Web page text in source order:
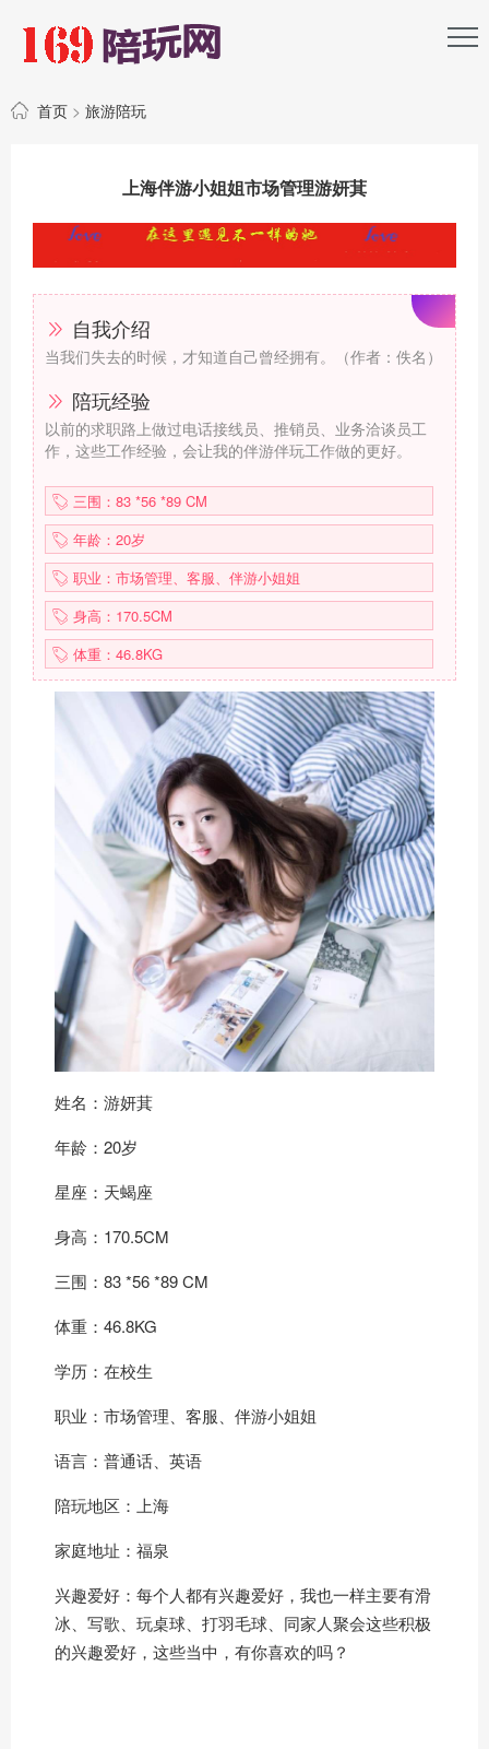
首页 > 旅游陪玩
上海伴游小姐姐市场管理游妍萁
自我介绍
当我们失去的时候，才知道自己曾经拥有。（作者：佚名）
陪玩经验
以前的求职路上做过电话接线员、推销员、业务洽谈员工
作，这些工作经验，会让我的伴游伴玩工作做的更好。
三围：83 *56 *89 CM
年龄：20岁
职业：市场管理、客服、伴游小姐姐
身高：170.5CM
体重：46.8KG
姓名：游妍萁
年龄：20岁
星座：天蝎座
身高：170.5CM
三围：83 *56 *89 CM
体重：46.8KG
学历：在校生
职业：市场管理、客服、伴游小姐姐
语言：普通话、英语
陪玩地区：上海
家庭地址：福泉
兴趣爱好：每个人都有兴趣爱好，我也一样主要有滑
冰、写歌、玩桌球、打羽毛球、同家人聚会这些积极
的兴趣爱好，这些当中，有你喜欢的吗？